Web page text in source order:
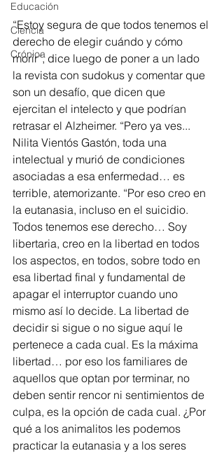
Educación
Ciencia
Crónica
“Estoy segura de que todos tenemos el
derecho de elegir cuándo y cómo
morir”, dice luego de poner a un lado
la revista con sudokus y comentar que
son un desafío, que dicen que
ejercitan el intelecto y que podrían
retrasar el Alzheimer. “Pero ya ves...
Nilita Vientós Gastón, toda una
intelectual y murió de condiciones
asociadas a esa enfermedad… es
terrible, atemorizante. “Por eso creo en
la eutanasia, incluso en el suicidio.
Todos tenemos ese derecho… Soy
libertaria, creo en la libertad en todos
los aspectos, en todos, sobre todo en
esa libertad final y fundamental de
apagar el interruptor cuando uno
mismo así lo decide. La libertad de
decidir si sigue o no sigue aquí le
pertenece a cada cual. Es la máxima
libertad… por eso los familiares de
aquellos que optan por terminar, no
deben sentir rencor ni sentimientos de
culpa, es la opción de cada cual. ¿Por
qué a los animalitos les podemos
practicar la eutanasia y a los seres